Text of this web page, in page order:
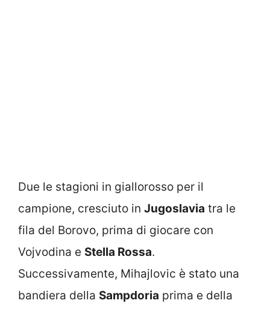
Due le stagioni in giallorosso per il
campione, cresciuto in Jugoslavia tra le
fila del Borovo, prima di giocare con
Vojvodina e Stella Rossa.
Successivamente, Mihajlovic è stato una
bandiera della Sampdoria prima e della